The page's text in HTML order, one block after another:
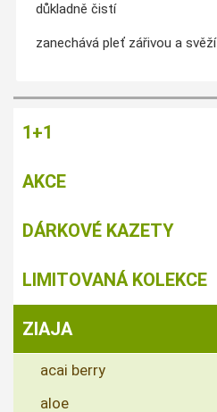
důkladně čistí
zanechává pleť zářivou a svěží
1+1
AKCE
DÁRKOVÉ KAZETY
LIMITOVANÁ KOLEKCE
ZIAJA
acai berry
aloe